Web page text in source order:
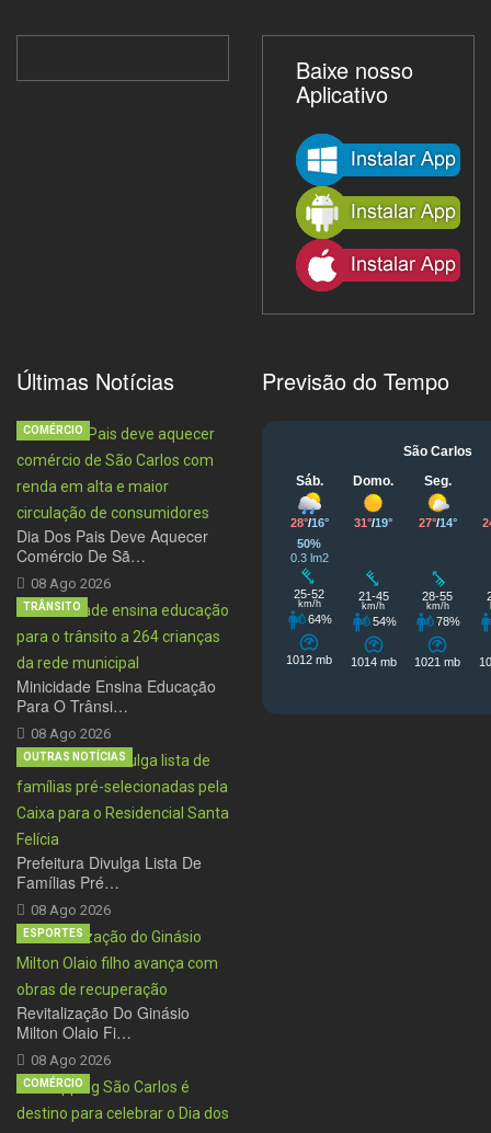
Baixe nosso
Aplicativo
Últimas Notícias
Dia Dos Pais Deve Aquecer
Comércio De Sã…
08 Ago 2026
COMÉRCIO
Minicidade Ensina Educação
Para O Trânsi…
08 Ago 2026
TRÂNSITO
Prefeitura Divulga Lista De
Famílias Pré…
08 Ago 2026
OUTRAS NOTÍCIAS
Revitalização Do Ginásio
Milton Olaio Fi…
08 Ago 2026
ESPORTES
COMÉRCIO
Previsão do Tempo